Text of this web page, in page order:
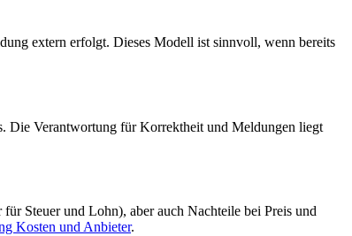
extern erfolgt. Dieses Modell ist sinnvoll, wenn bereits
Die Verantwortung für Korrektheit und Meldungen liegt
Steuer und Lohn), aber auch Nachteile bei Preis und
Kosten und Anbieter.